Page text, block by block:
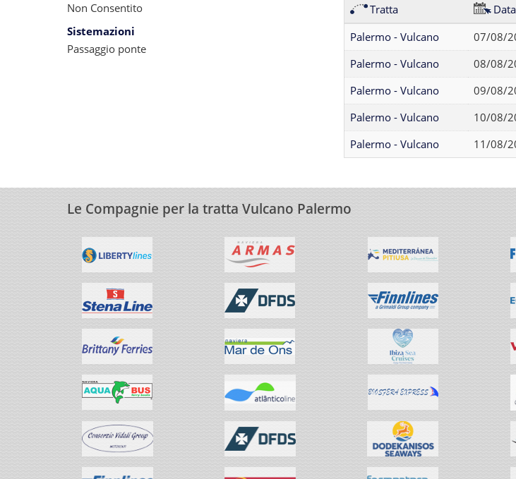
Non Consentito
Sistemazioni
Passaggio ponte
Tratta
Palermo - Vulcano
07/08/
Palermo - Vulcano
08/08/
Palermo - Vulcano
09/08/
Palermo - Vulcano
10/08/
Palermo - Vulcano
11/08/
Le Compagnie per la tratta Vulcano Palermo